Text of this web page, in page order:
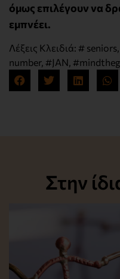
όμως επιλέγουν να
εμπνέει.
Λέξεις Κλειδιά: # seniors,
number, #JAN,
Στην